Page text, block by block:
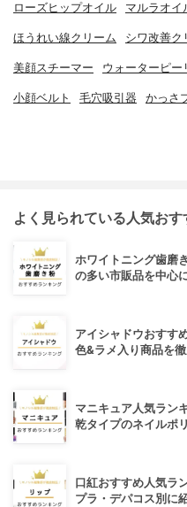
ローズヒップオイル マルラオイ
ほうれい線クリーム シワ改善ク
美顔スチーマー ウォーターピー
小顔ベルト 毛穴吸引器 かっさ
よく見られている人気お
ホワイトニング歯磨
の多い市販品を中心
アイシャドウおすす
色&ラメ入り商品を徹
マニキュア人気ラン
乾タイプのネイルポ
口紅おすすめ人気ラ
プラ・デパコス別に